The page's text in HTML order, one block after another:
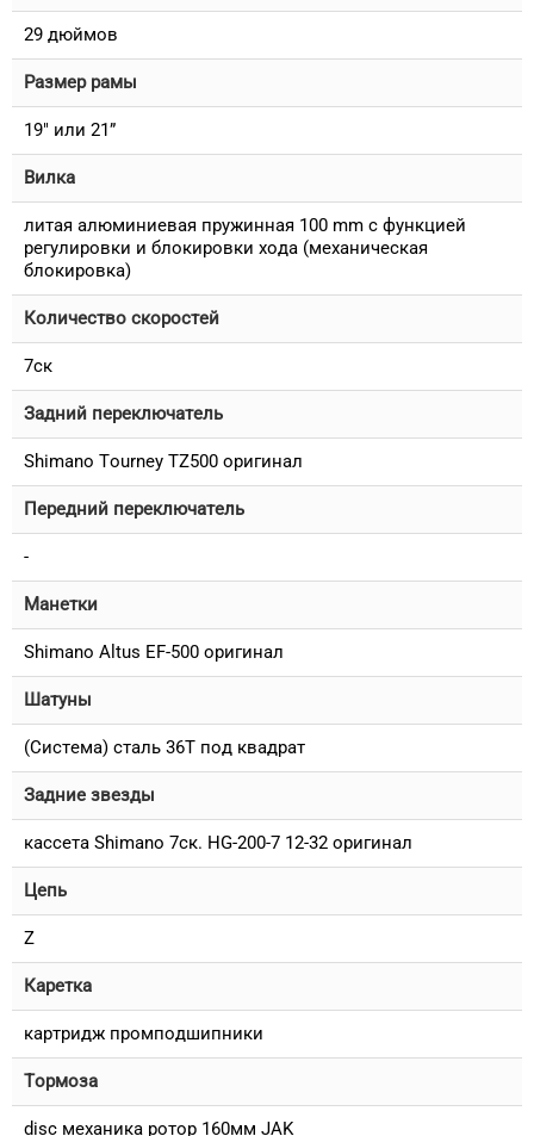
29 дюймов
Размер рамы
19" или 21”
Вилка
литая алюминиевая пружинная 100 mm с функцией
регулировки и блокировки хода (механическая
блокировка)
Количество скоростей
7ск
Задний переключатель
Shimano Tourney TZ500 оригинал
Передний переключатель
-
Манетки
Shimano Altus EF-500 оригинал
Шатуны
(Система) сталь 36T под квадрат
Задние звезды
кассета Shimano 7ск. HG-200-7 12-32 оригинал
Цепь
Z
Каретка
картридж промподшипники
Тормоза
disc механика ротор 160мм JAK